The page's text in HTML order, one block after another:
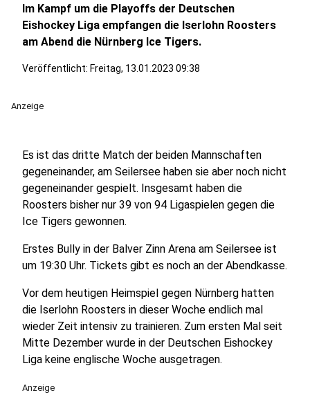
Im Kampf um die Playoffs der Deutschen
Eishockey Liga empfangen die Iserlohn Roosters
am Abend die Nürnberg Ice Tigers.
Veröffentlicht: Freitag, 13.01.2023 09:38
Anzeige
Es ist das dritte Match der beiden Mannschaften
gegeneinander, am Seilersee haben sie aber noch nicht
gegeneinander gespielt. Insgesamt haben die
Roosters bisher nur 39 von 94 Ligaspielen gegen die
Ice Tigers gewonnen.
Erstes Bully in der Balver Zinn Arena am Seilersee ist
um 19:30 Uhr. Tickets gibt es noch an der Abendkasse.
Vor dem heutigen Heimspiel gegen Nürnberg hatten
die Iserlohn Roosters in dieser Woche endlich mal
wieder Zeit intensiv zu trainieren. Zum ersten Mal seit
Mitte Dezember wurde in der Deutschen Eishockey
Liga keine englische Woche ausgetragen.
Anzeige